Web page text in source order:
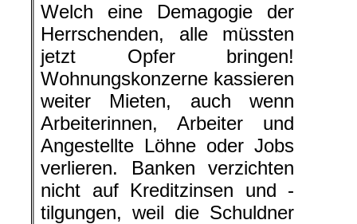
Welch eine Demagogie der
Herrschenden, alle müssten
jetzt Opfer bringen!
Wohnungskonzerne kassieren
Arbeiterinnen, Arbeiter und
verlieren. Banken verzichten
tilgungen, weil die Schuldner wie
schwere Einnahmeverluste
müssen keine Opfer bringen, für sie
fett gesdeckt!